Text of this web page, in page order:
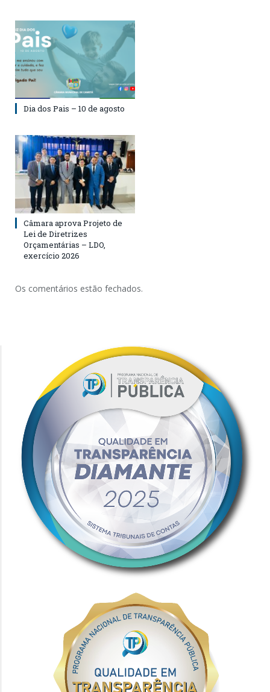
Dia dos Pais – 10 de agosto
Câmara aprova Projeto de
Lei de Diretrizes
Orçamentárias – LDO,
exercício 2026
Os comentários estão fechados.